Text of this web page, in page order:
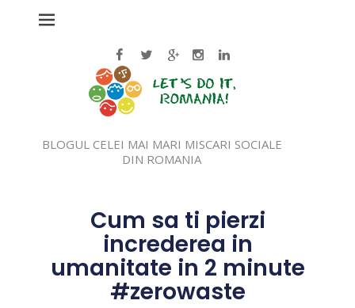
BLOGUL CELEI MAI MARI MISCARI SOCIALE
DIN ROMANIA
Cum sa ti pierzi
increderea in
umanitate in 2 minute
#zerowaste